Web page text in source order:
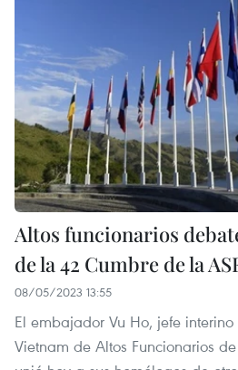
Altos funcionarios
de la 42 Cumbre de la
08/05/2023 13:55
El embajador Vu Ho, jefe
Vietnam de Altos Funcionarios